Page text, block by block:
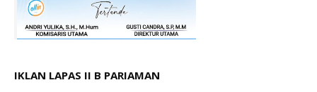
IKLAN LAPAS II B PARIAMAN